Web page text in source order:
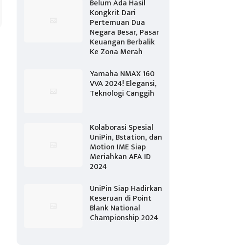
Belum Ada Hasil
Kongkrit Dari
Pertemuan Dua
Negara Besar, Pasar
Keuangan Berbalik
Ke Zona Merah
Yamaha NMAX 160
VVA 2024! Elegansi,
Teknologi Canggih
Kolaborasi Spesial
UniPin, Bstation, dan
Motion IME Siap
Meriahkan AFA ID
2024
UniPin Siap Hadirkan
Keseruan di Point
Blank National
Championship 2024